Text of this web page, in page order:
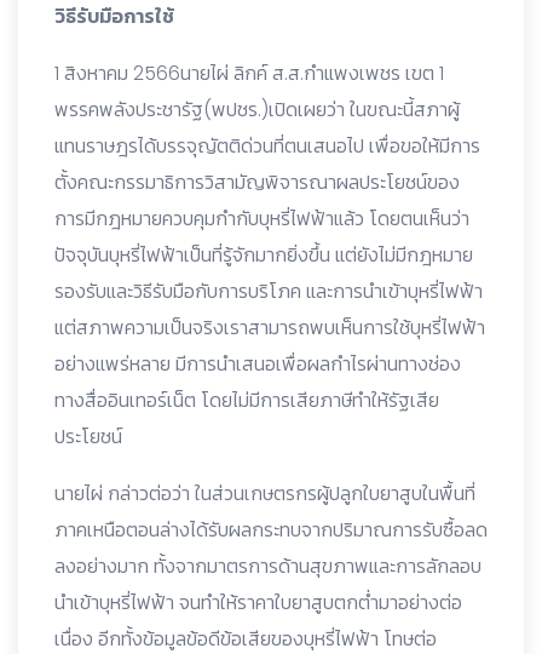
วิธีรับมือการใช้
1 สิงหาคม 2566นายไผ่ ลิกค์ ส.ส.กำแพงเพชร เขต 1
พรรคพลังประชารัฐ(พปชร.)เปิดเผยว่า ในขณะนี้สภาผู้
แทนราษฎรได้บรรจุญัตติด่วนที่ตนเสนอไป เพื่อขอให้มีการ
ตั้งคณะกรรมาธิการวิสามัญพิจารณาผลประโยชน์ของ
การมีกฎหมายควบคุมกำกับบุหรี่ไฟฟ้าแล้ว โดยตนเห็นว่า
ปัจจุบันบุหรี่ไฟฟ้าเป็นที่รู้จักมากยิ่งขึ้น แต่ยังไม่มีกฎหมาย
รองรับและวิธีรับมือกับการบริโภค และการนำเข้าบุหรี่ไฟฟ้า
แต่สภาพความเป็นจริงเราสามารถพบเห็นการใช้บุหรี่ไฟฟ้า
อย่างแพร่หลาย มีการนำเสนอเพื่อผลกำไรผ่านทางช่อง
ทางสื่ออินเทอร์เน็ต โดยไม่มีการเสียภาษีทำให้รัฐเสีย
ประโยชน์
นายไผ่ กล่าวต่อว่า ในส่วนเกษตรกรผู้ปลูกใบยาสูบในพื้นที่
ภาคเหนือตอนล่างได้รับผลกระทบจากปริมาณการรับซื้อลด
ลงอย่างมาก ทั้งจากมาตรการด้านสุขภาพและการลักลอบ
นำเข้าบุหรี่ไฟฟ้า จนทำให้ราคาใบยาสูบตกต่ำมาอย่างต่อ
เนื่อง อีกทั้งข้อมูลข้อดีข้อเสียของบุหรี่ไฟฟ้า โทษต่อ